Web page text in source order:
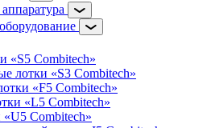
«S5 Combitech»
лотки «S3 Combitech»
«F5 Combitech»
«L5 Combitech»
Combitech»